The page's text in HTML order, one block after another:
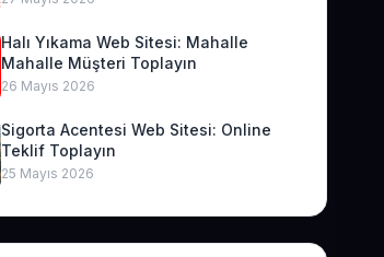
Halı Yıkama Web Sitesi: Mahalle
Mahalle Müşteri Toplayın
26 Mayıs 2026
Sigorta Acentesi Web Sitesi: Online
Teklif Toplayın
25 Mayıs 2026